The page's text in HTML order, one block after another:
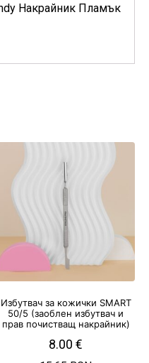
Накрайник Пламък
Избутвач за кожички SMART
50/5 (заоблен избутвач и
прав почистващ накрайник)
8.00€